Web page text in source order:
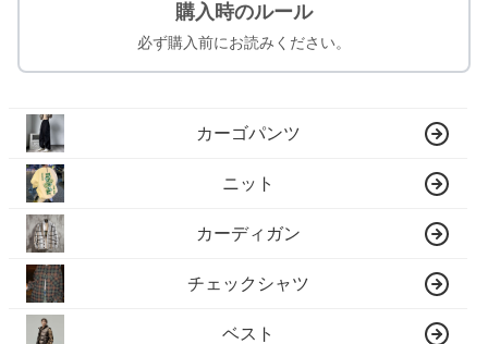
購入時のルール
必ず購入前にお読みください。
カーゴパンツ
ニット
カーディガン
チェックシャツ
ベスト